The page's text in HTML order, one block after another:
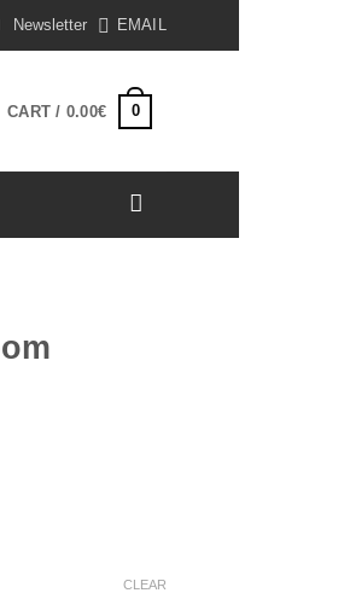
Newsletter EMAIL
CART / 0.00€ 0
CLEAR